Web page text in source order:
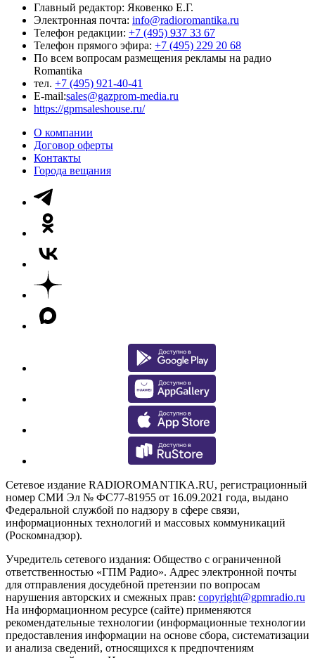
Главный редактор: Яковенко Е.Г.
Электронная почта: info@radioromantika.ru
Телефон редакции: +7 (495) 937 33 67
Телефон прямого эфира: +7 (495) 229 20 68
По всем вопросам размещения рекламы на радио
Romantika
тел. +7 (495) 921-40-41
E-mail:sales@gazprom-media.ru
https://gpmsaleshouse.ru/
О компании
Договор оферты
Контакты
Города вещания
Сетевое издание RADIOROMANTIKA.RU, регистрационный
номер СМИ Эл № ФС77-81955 от 16.09.2021 года, выдано
Федеральной службой по надзору в сфере связи,
информационных технологий и массовых коммуникаций
(Роскомнадзор).
Учредитель сетевого издания: Общество с ограниченной
ответственностью «ГПМ Радио». Адрес электронной почты
для отправления досудебной претензии по вопросам
нарушения авторских и смежных прав: copyright@gpmradio.ru
На информационном ресурсе (сайте) применяются
рекомендательные технологии (информационные технологии
предоставления информации на основе сбора, систематизации
и анализа сведений, относящихся к предпочтениям